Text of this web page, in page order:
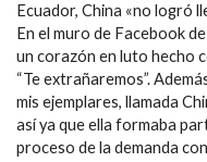
Ecuador, China «no logró
En el muro de Facebook
un corazón en luto hecho
“Te extrañaremos”.
mis ejemplares, llamada
así ya que ella formaba
proceso de la demanda